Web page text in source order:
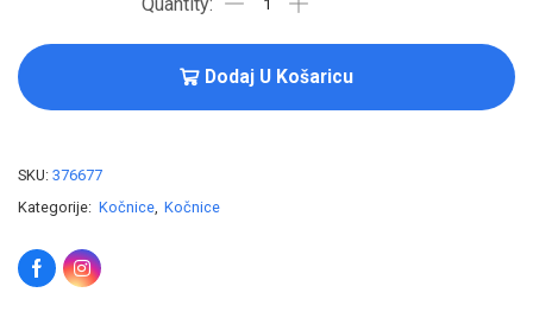
Dodaj U Košaricu
SKU: 376677
Kategorije: Kočnice, Kočnice